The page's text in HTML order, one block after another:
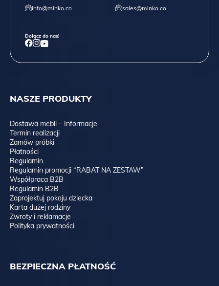
NASZE PRODUKTY
Dostawa mebli – Informacje
Termin realizacji
Zamów próbki
Płatności
Regulamin
Regulamin promocji “RABAT NA ZESTAW”
Współpraca B2B
Regulamin B2B
Zaprojektuj pokoju dziecka
Karta dużej rodziny
Zwroty i reklamacje
Polityka prywatności
BEZPIECZNA PŁATNOŚĆ
info@minko.co
sales@minko.co
Dołącz do nas!